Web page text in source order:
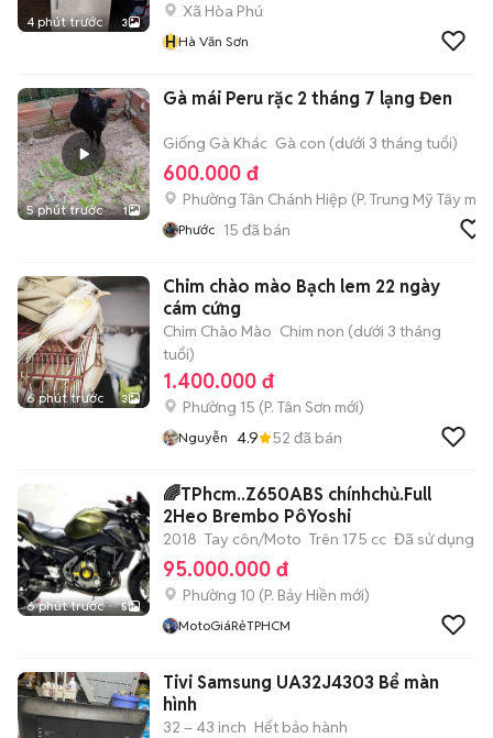
4 phút trước 3
Xã Hòa Phú
HHà Văn Sơn
5 phút trước 1
Gà mái Peru rặc 2 tháng 7 lạng Đen
Giống Gà Khác Gà con (dưới 3 tháng tuổi)
600.000 đ
Phường Tân Chánh Hiệp (P. Trung Mỹ Tây mới)
Phước 15 đã bán
6 phút trước 3
Chim chào mào Bạch lem 22 ngày
cám cứng
Chim Chào Mào Chim non (dưới 3 tháng
tuổi)
1.400.000 đ
Phường 15 (P. Tân Sơn mới)
Nguyễn 4.9 52 đã bán
6 phút trước 5
🌈TPhcm..Z650ABS chínhchủ.Full
2Heo Brembo PôYoshi
2018 Tay côn/Moto Trên 175 cc Đã sử dụng
95.000.000 đ
Phường 10 (P. Bảy Hiền mới)
MotoGiáRẻTPHCM
Tivi Samsung UA32J4303 Bể màn
hình
32 – 43 inch Hết bảo hành